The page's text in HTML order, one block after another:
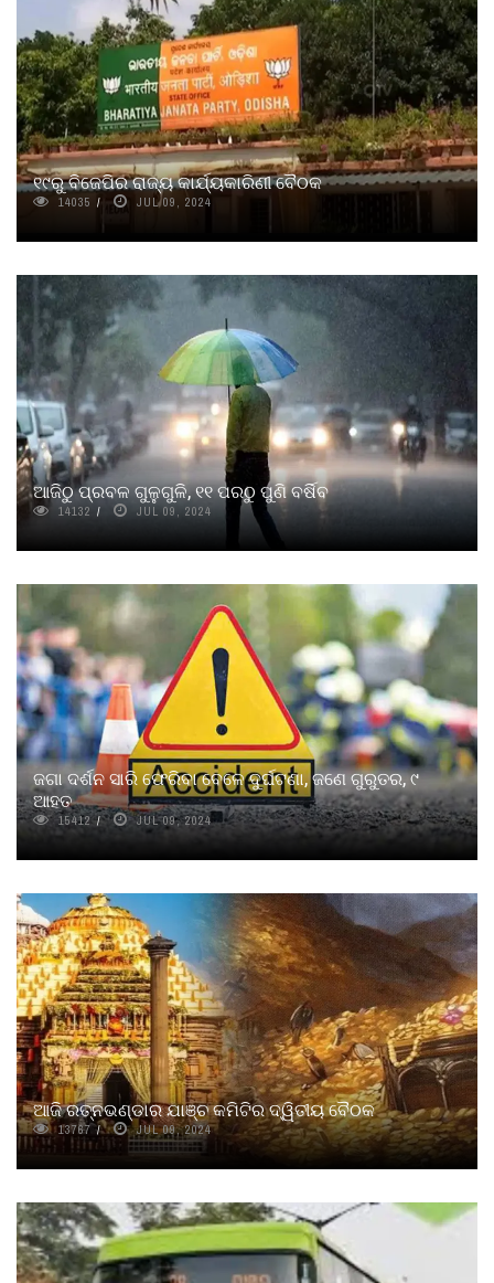
୧୯ରୁ ବିଜେପିର ରାଜ୍ୟ କାର୍ଯ୍ୟକାରିଣୀ ବୈଠକ
14035 JUL 09, 2024
ଆଜିଠୁ ପ୍ରବଳ ଗୁଳୁଗୁଳି, ୧୧ ପରଠୁ ପୁଣି ବର୍ଷିବ
14132 JUL 09, 2024
ଜଗା ଦର୍ଶନ ସାରି ଫେରିବା ବେଳେ ଦୁର୍ଘଟଣା, ଜଣେ ଗୁରୁତର, ୯
ଆହତ
15412 JUL 09, 2024
ଆଜି ରତ୍ନଭଣ୍ଡାର ଯାଞ୍ଚ କମିଟିର ଦ୍ୱିତୀୟ ବୈଠକ
13767 JUL 09, 2024